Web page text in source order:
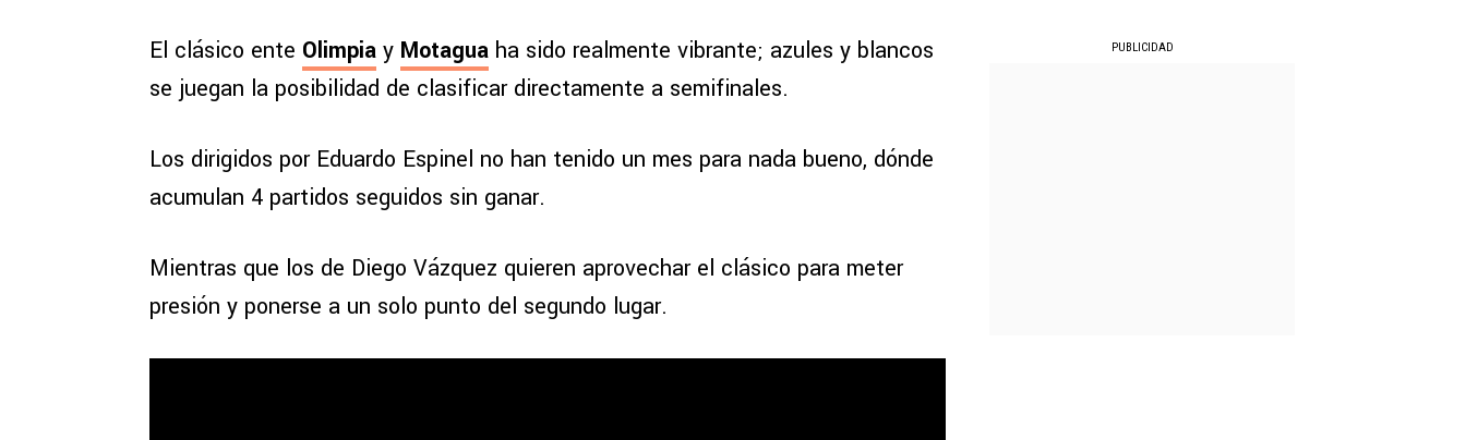
El clásico ente Olimpia y Motagua ha sido realmente vibrante; azules y blancos
se juegan la posibilidad de clasificar directamente a semifinales.
Los dirigidos por Eduardo Espinel no han tenido un mes para nada bueno, dónde
acumulan 4 partidos seguidos sin ganar.
Mientras que los de Diego Vázquez quieren aprovechar el clásico para meter
presión y ponerse a un solo punto del segundo lugar.
PUBLICIDAD